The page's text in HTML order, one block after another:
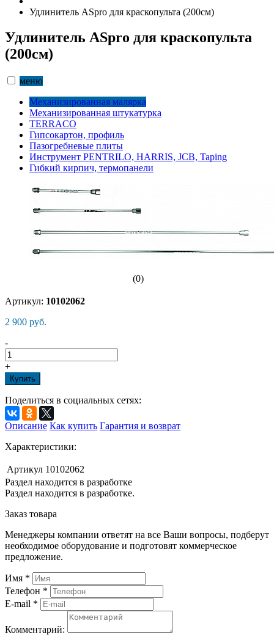
Удлинитель ASpro для краскопульта (200см)
Удлинитель ASpro для краскопульта
(200см)
меню
Механизированная малярка
Механизированная штукатурка
TERRACO
Гипсокартон, профиль
Пазогребневые плиты
Инструмент PENTRILO, HARRIS, JCB, Taping
Гибкий кирпич, термопанели
(0)
Артикул: 10102062
2 900 руб.
-
+
Купить
Поделиться в социальных сетях:
Описание Как купить Гарантия и возврат
Характеристики:
Артикул 10102062
Раздел находится в разработке
Раздел находится в разработке.
Заказ товара
Менеджеры компании ответят на все Ваши вопросы, подберут
необходимое оборудование и подготовят коммерческое
предложение.
Имя *
Телефон *
E-mail *
Комментарий: